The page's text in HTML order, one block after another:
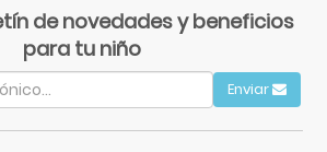
de novedades y beneficios
para tu niño
Enviar